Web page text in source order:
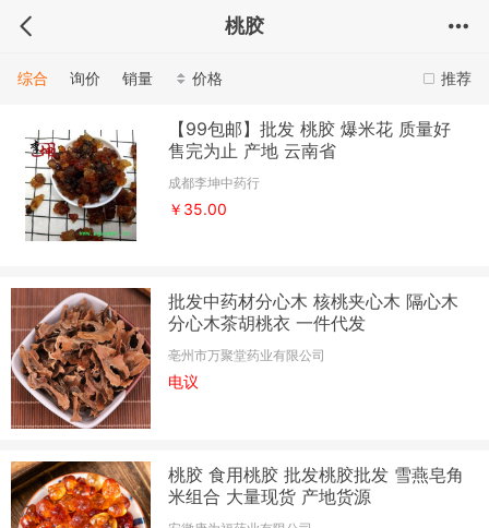
桃胶
推荐
综合 询价 销量 价格
【99包邮】批发 桃胶 爆米花 质量好
售完为止 产地 云南省
成都李坤中药行
￥35.00
批发中药材分心木 核桃夹心木 隔心木
分心木茶胡桃衣 一件代发
亳州市万聚堂药业有限公司
电议
桃胶 食用桃胶 批发桃胶批发 雪燕皂角
米组合 大量现货 产地货源